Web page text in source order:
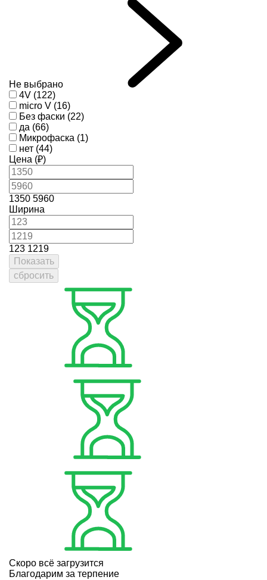
Не выбрано
4V (122)
micro V (16)
Без фаски (22)
да (66)
Микрофаска (1)
нет (44)
Цена (₽)
1350 5960
Ширина
123 1219
Показать
сбросить
Скоро всё загрузится
Благодарим за терпение